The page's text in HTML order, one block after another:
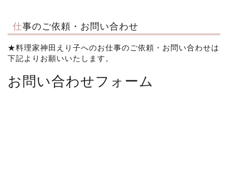
仕事のご依頼・お問い合わせ
★料理家神田えり子へのお仕事のご依頼・お問い合わせは
下記よりお願いいたします。
お問い合わせフォーム